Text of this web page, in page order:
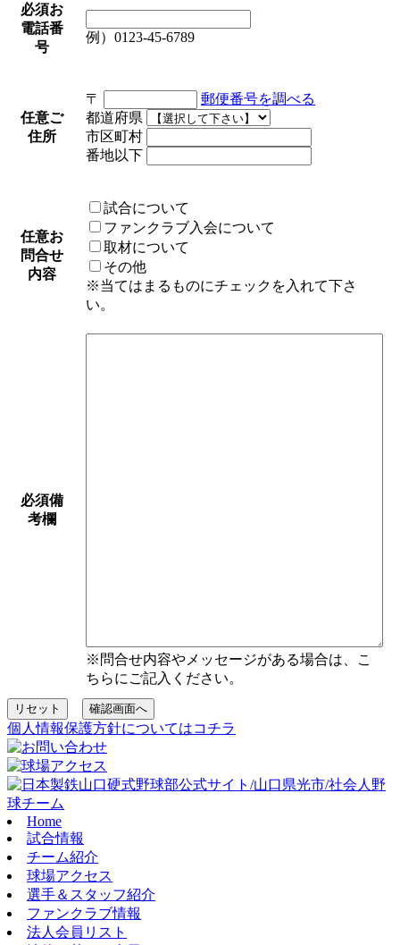
必須お
電話番
号
例）0123-45-6789
任意ご
住所
〒
郵便番号を調べる
都道府県
市区町村
番地以下
任意お
問合せ
内容
試合について
ファンクラブ入会について
取材について
その他
※当てはまるものにチェックを入れて下さ
い。
必須備
考欄
※問合せ内容やメッセージがある場合は、こ
ちらにご記入ください。
リセット 確認画面へ
個人情報保護方針についてはコチラ
Home
試合情報
チーム紹介
球場アクセス
選手＆スタッフ紹介
ファンクラブ情報
法人会員リスト